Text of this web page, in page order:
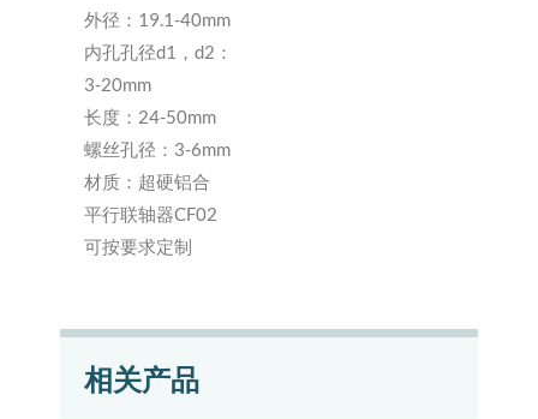
外径：19.1-40mm
内孔孔径d1，d2：
3-20mm
长度：24-50mm
螺丝孔径：3-6mm
材质：超硬铝合
平行联轴器CF02
可按要求定制
相关产品